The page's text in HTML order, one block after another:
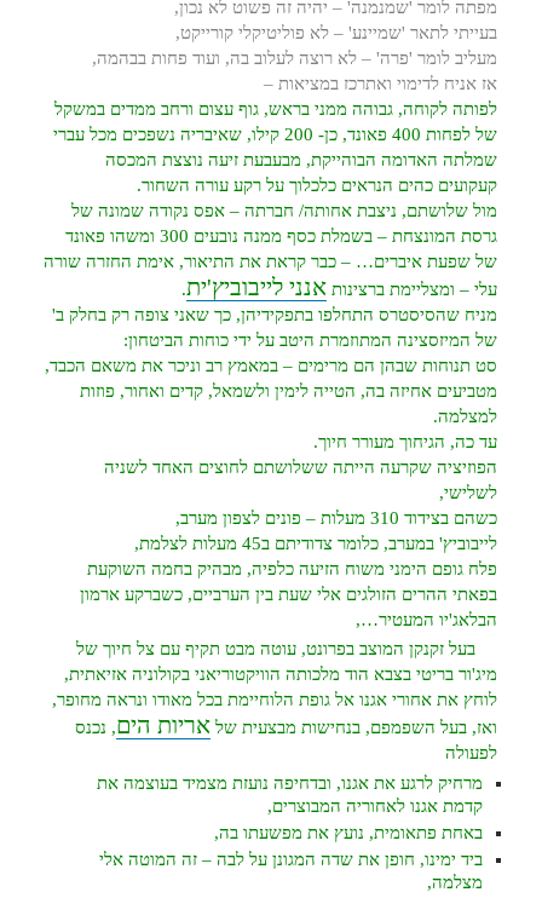
מפתה לומר 'שמנמנה' – יהיה זה פשוט לא נכון,
בעייתי לתאר 'שמיינע' – לא פוליטיקלי קורייקט,
מעליב לומר 'פרה' – לא רוצה לעלוב בה, ועוד פחות בבהמה,
אז אניח לדימוי ואתרכז במציאות –
לפותה לקוחה, גבוהה ממני בראש, גוף עצום ורחב ממדים במשקל
של לפחות 400 פאונד, כן- 200 קילו, שאיבריה נשפכים מכל עברי
שמלתה האדומה הבוהייקת, מבעבעת זיעה נוצצת המכסה
קעקועים כהים הנראים כלכלוך על רקע עורה השחור.
מול שלושתם, ניצבת אחותה/ חברתה – אפס נקודה שמונה של
גרסת המונצחת – בשמלת כסף ממנה נובעים 300 ומשהו פאונד
של שפעת איברים… – כבר קראת את התיאור, אימת החזרה שורה
עלי – ומצליימת ברצינותאנני לייבוביץ'ית.
מניח שהסיסטרס התחלפו בתפקידיהן, כך שאני צופה רק בחלק ב'
של המיזסצינה המתוזמרת היטב על ידי כוחות הביטחון:
סט תנוחות שבהן הם מרימים – במאמץ רב וניכר את משאם הכבד,
מטביעים אחיזה בה, הטייה לימין ולשמאל, קדים ואחור, פוזות
למצלמה.
עד כה, הגיחוך מעורר חיוך.
הפוזיציה שקרעה הייתה ששלושתם לחוצים האחד לשניה
לשלישי,
כשהם בצידוד 310 מעלות – פונים לצפון מערב,
לייבוביץ' במערב, כלומר צדודיתם ב45 מעלות לצלמת,
פלח גופם הימני משוח הזיעה כלפיה, מבהיק בחמה השוקעת
בפאתי ההרים הזולגים אלי שעת בין הערביים, כשברקע ארמון
הבלאג'יו המעטיר…,
בעל זקנקן המוצב בפרונט, עוטה מבט תקיף עם צל חיוך של
מיג'ור בריטי בצבא הוד מלכותה הוויקטוריאני בקולוניה אזיאתית,
לוחץ את אחורי אגנו אל גופת הלוחיימת בכל מאודו ונראה מחופר,
ואז, בעל השפמפם, בנחישות מבצעית שלאריות הים, נכנס
לפעולה
מרחיק לרגע את אגנו, ובדחיפה נועזת מצמיד בעוצמה את
קדמת אגנו לאחוריה המבוצרים,
באחת פתאומית, נועץ את מפשעתו בה,
ביד ימינו, חופן את שדה המגונן על לבה – זה המוטה אלי
מצלמה,